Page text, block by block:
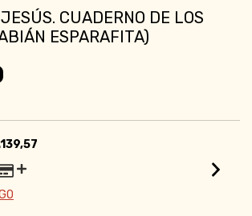
CUADERNO DE LOS
ESPARAFITA)